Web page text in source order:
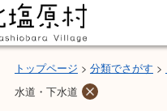
トップページ > 分類でさがす >
水道・下水道